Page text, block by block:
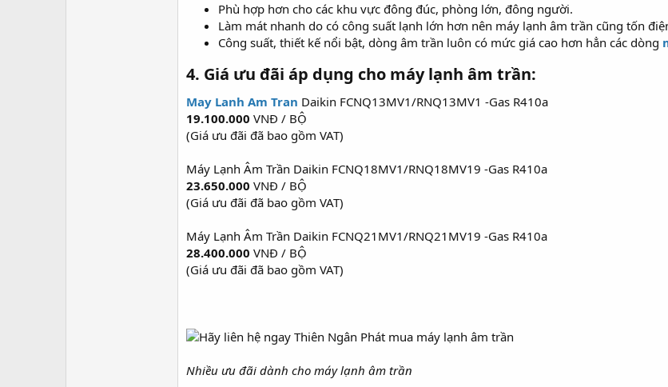
Phù hợp hơn cho các khu vực đông đúc, phòng lớn, đông người.
Làm mát nhanh do có công suất lạnh lớn hơn nên máy lạnh âm trần cũng tốn
Công suất, thiết kế nổi bật, dòng âm trần luôn có mức giá cao hơn hẳn các dòng
4. Giá ưu đãi áp dụng cho máy lạnh âm trần:​
May Lanh Am Tran Daikin FCNQ13MV1/RNQ13MV1 -Gas R410a
19.100.000 VNĐ / BỘ
(Giá ưu đãi đã bao gồm VAT)
Máy Lạnh Âm Trần Daikin FCNQ18MV1/RNQ18MV19 -Gas R410a
23.650.000 VNĐ / BỘ
(Giá ưu đãi đã bao gồm VAT)
Máy Lạnh Âm Trần Daikin FCNQ21MV1/RNQ21MV19 -Gas R410a
28.400.000 VNĐ / BỘ
(Giá ưu đãi đã bao gồm VAT)
Nhiều ưu đãi dành cho máy lạnh âm trần